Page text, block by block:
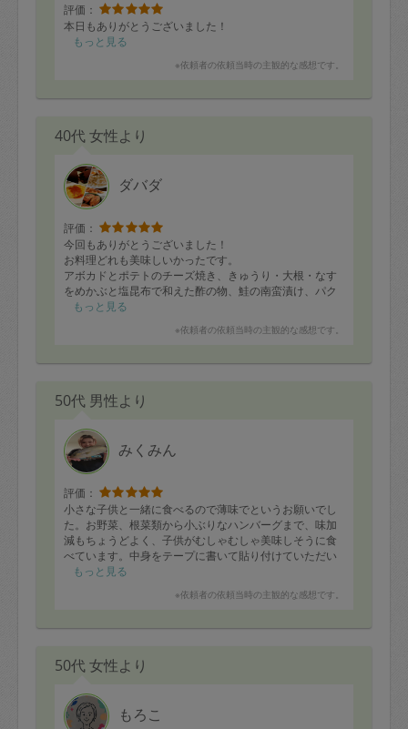
評価：
本日もありがとうございました！
もっと見る
※依頼者の依頼当時の主観的な感想です。
40代 女性より
ダバダ
評価：
今回もありがとうございました！
お料理どれも美味しいかったです。
アボカドとポテトのチーズ焼き、きゅうり・大根・なす
をめかぶと塩昆布で和えた酢の物、鮭の南蛮漬け、パク
チーとトマトのスープなど、なかなか自分では思いつか
もっと見る
※依頼者の依頼当時の主観的な感想です。
50代 男性より
みくみん
評価：
小さな子供と一緒に食べるので薄味でというお願いでし
た。お野菜、根菜類から小ぶりなハンバーグまで、味加
減もちょうどよく、子供がむしゃむしゃ美味しそうに食
べています。中身をテープに書いて貼り付けていただい
ていたのも冷蔵庫のなかで探すのに助かっています。あ
もっと見る
※依頼者の依頼当時の主観的な感想です。
50代 女性より
もろこ